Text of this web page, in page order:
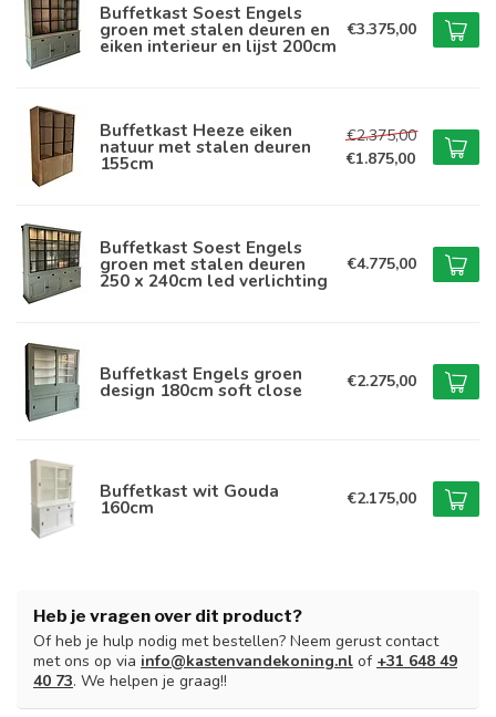
Buffetkast Soest Engels
groen met stalen deuren en
eiken interieur en lijst 200cm
€3.375,00
Buffetkast Heeze eiken
natuur met stalen deuren
155cm
€2.375,00
€1.875,00
Buffetkast Soest Engels
groen met stalen deuren
250 x 240cm led verlichting
€4.775,00
Buffetkast Engels groen
design 180cm soft close €2.275,00
Buffetkast wit Gouda
160cm €2.175,00
Heb je vragen over dit product?
Of heb je hulp nodig met bestellen? Neem gerust contact
met ons op via info@kastenvandekoning.nl of +31 648 49
40 73. We helpen je graag!!